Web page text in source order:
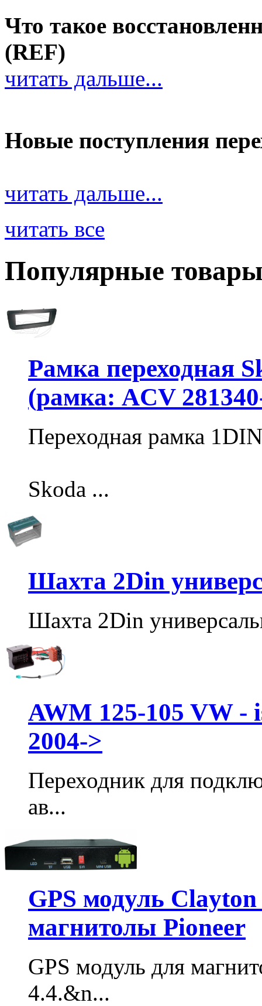
Что такое
(REF)
читать дальше...
Новые поступления
читать дальше...
читать все
Популярные
Рамка переходная
(рамка: ACV
Переходная рамка 1DIN
Skoda ...
Шахта 2Din
Шахта 2Din
AWM 125-105 VW -
2004->
Переходник для
ав...
GPS модуль
магнитолы Pioneer
GPS модуль для
4.4.&n...